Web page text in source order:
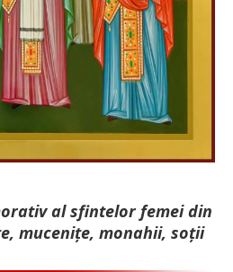
al sfintelor femei din
mu­cenițe, monahii, soții